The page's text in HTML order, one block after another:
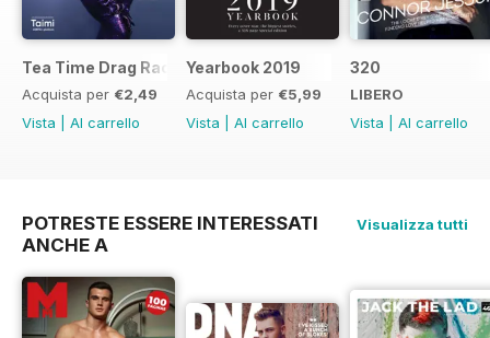
Tea Time Drag Race UK Digital Special
Acquista per €2,49
Vista
Al carrello
Yearbook 2019
Acquista per €5,99
Vista
Al carrello
320
LIBERO
Vista
Al carrello
POTRESTE ESSERE INTERESSATI
ANCHE A
Visualizza tutti